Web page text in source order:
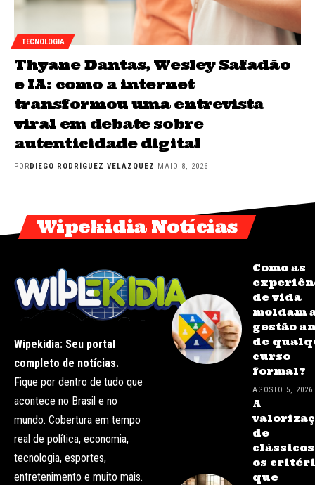
TECNOLOGIA
Thyane Dantas, Wesley Safadão
e IA: como a internet
transformou uma entrevista
viral em debate sobre
autenticidade digital
POR DIEGO RODRÍGUEZ VELÁZQUEZ MAIO 8, 2026
Wipekidia Notícias
Wipekidia: Seu portal
completo de notícias.
Fique por dentro de tudo que
acontece no Brasil e no
mundo. Cobertura em tempo
real de política, economia,
tecnologia, esportes,
entretenimento e muito mais.
Como as
de vida
moldam
gestão
de
curso
formal?
AGOSTO 5, 2026
A
de
clássicos
os
que